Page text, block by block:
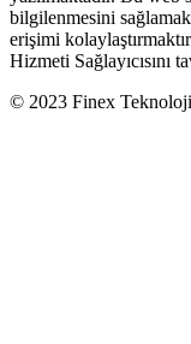
bilgilenmesini
erişimi
Hizmeti Sağlayıcısını
© 2023 Finex